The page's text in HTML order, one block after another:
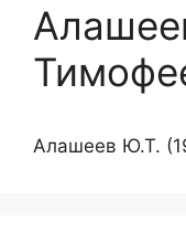
Алашеев Ю.Т.